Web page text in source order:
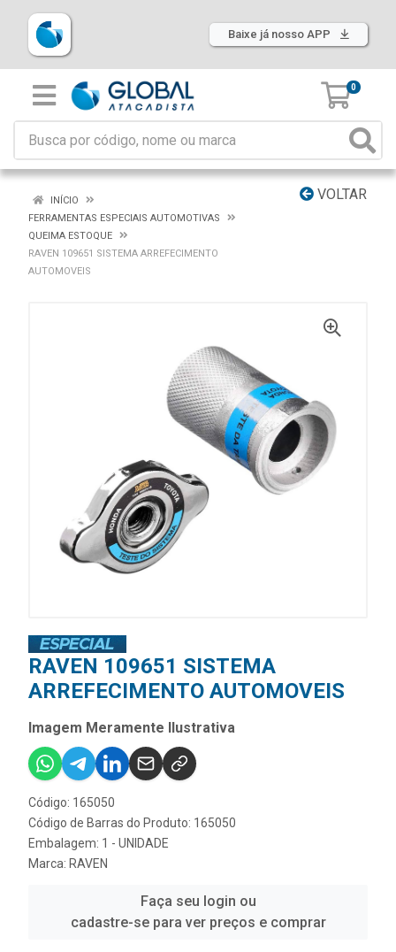
Baixe já nosso APP
0
VOLTAR
INÍCIO
FERRAMENTAS ESPECIAIS AUTOMOTIVAS
QUEIMA ESTOQUE
RAVEN 109651 SISTEMA ARREFECIMENTO
AUTOMOVEIS
RAVEN 109651 SISTEMA
ARREFECIMENTO AUTOMOVEIS
Imagem Meramente Ilustrativa
Código: 165050
Código de Barras do Produto: 165050
Embalagem: 1 - UNIDADE
Marca: RAVEN
Faça seu login ou
cadastre-se para ver preços e comprar